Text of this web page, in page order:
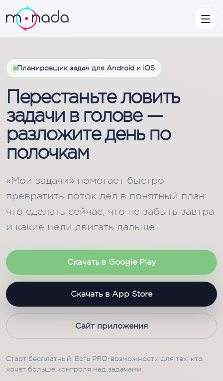
Планировщик задач для Android и iOS
Перестаньте ловить
задачи в голове —
разложите день по
полочкам
«Мои задачи» помогает быстро
превратить поток дел в понятный план:
что сделать сейчас, что не забыть завтра
и какие цели двигать дальше.
Скачать в Google Play
Скачать в App Store
Сайт приложения
Старт бесплатный. Есть PRO-возможности для тех, кто
хочет больше контроля над задачами.